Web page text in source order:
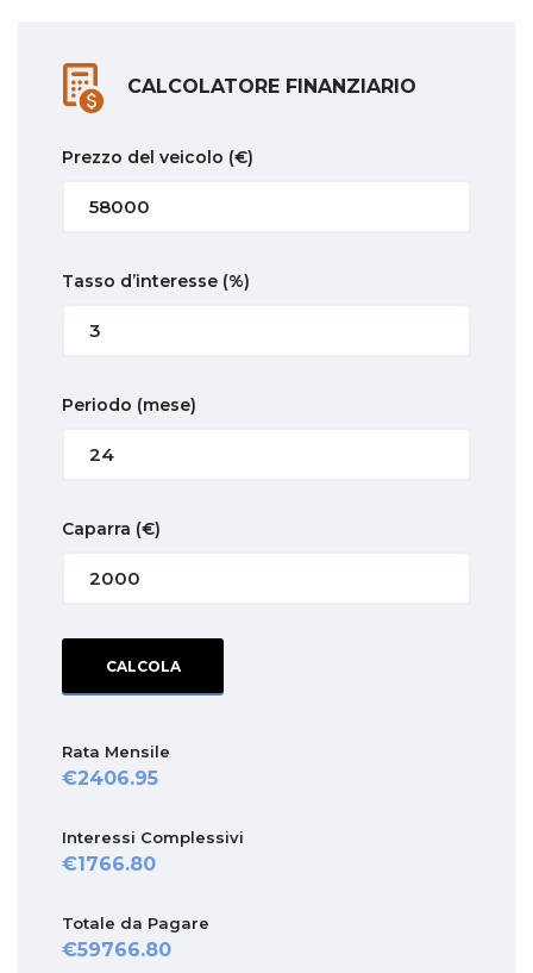
CALCOLATORE FINANZIARIO
Prezzo del veicolo (€)
Tasso d’interesse (%)
Periodo (mese)
Caparra (€)
CALCOLA
Rata Mensile
2406.95
Interessi Complessivi
1766.80
Totale da Pagare
59766.80